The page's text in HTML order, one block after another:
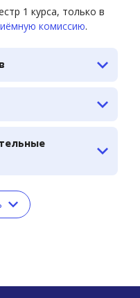
1 курса, только в
комиссию.